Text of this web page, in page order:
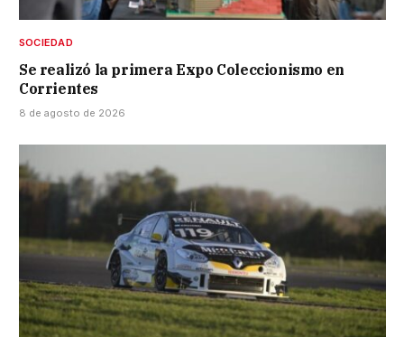
SOCIEDAD
Se realizó la primera Expo Coleccionismo en
Corrientes
8 de agosto de 2026